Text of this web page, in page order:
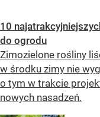
10
do ogrodu
Zimozielone rośliny
w środku zimy nie
o tym w trakcie
nowych nasadzeń.